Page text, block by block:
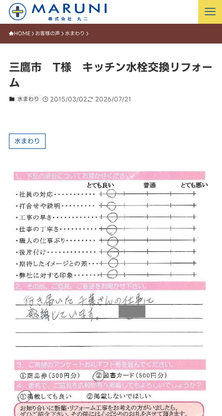
HOME お客様の声 水まわり
三鷹市 T様 キッチン水栓交換リフォー
ム
水まわり 2015/03/02 2026/07/21
水まわり